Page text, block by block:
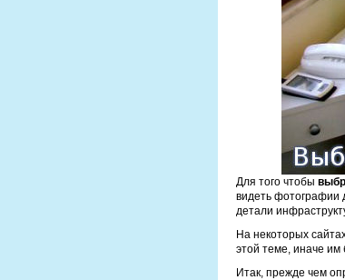
Для того чтобы
видеть фотографии
детали
На некоторых
этой теме, иначе им
Итак, прежде чем